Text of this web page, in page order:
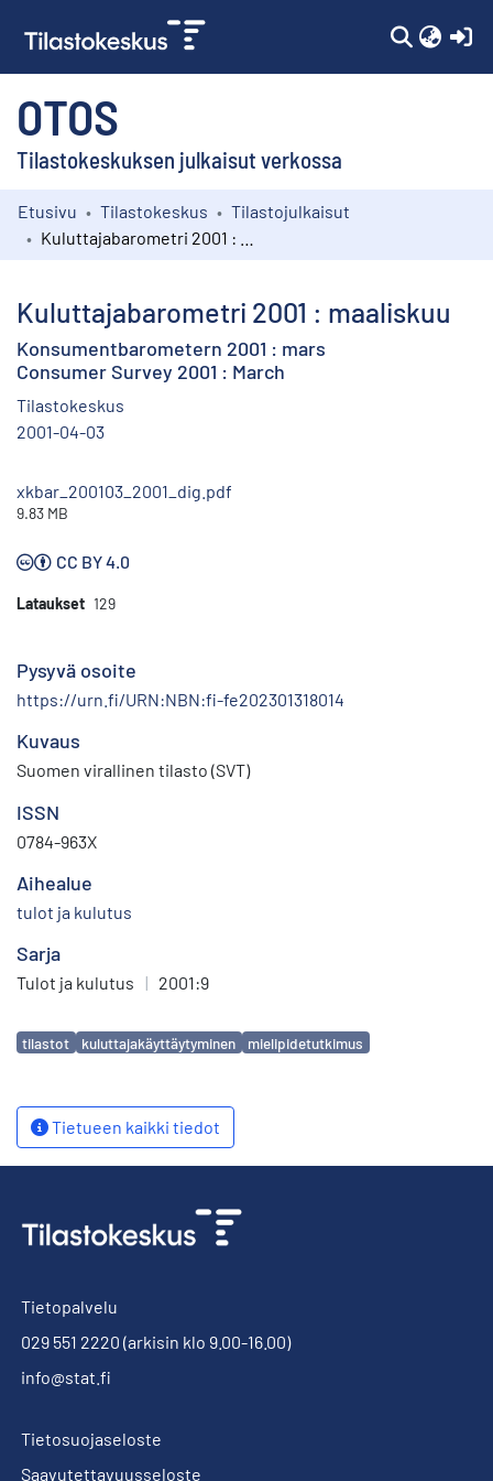
OTOS
Tilastokeskuksen julkaisut verkossa
Kokoelmat
Etusivu Tilastokeskus
Tilastojulkaisut
Kuluttajabarometri 2001 : maaliskuu
Konsumentbarometern 2001 : mars
Consumer Survey 2001 : March
Tilastokeskus
2001-04-03
xkbar_200103_2001_dig.pdf
9.83 MB
CC BY 4.0
Lataukset 129
Pysyvä osoite
https://urn.fi/URN:NBN:fi-fe202301318014
Kuvaus
Suomen virallinen tilasto (SVT)
ISSN
0784-963X
Aihealue
tulot ja kulutus
Sarja
Tulot ja kulutus | 2001:9
Avainsanat
tilastot kuluttajakäyttäytyminen mielipidetutkimus
Tietueen kaikki tiedot
Tietopalvelu
029 551 2220 (arkisin klo 9.00-16.00)
info@stat.fi
Tietosuojaseloste
Saavutettavuusseloste